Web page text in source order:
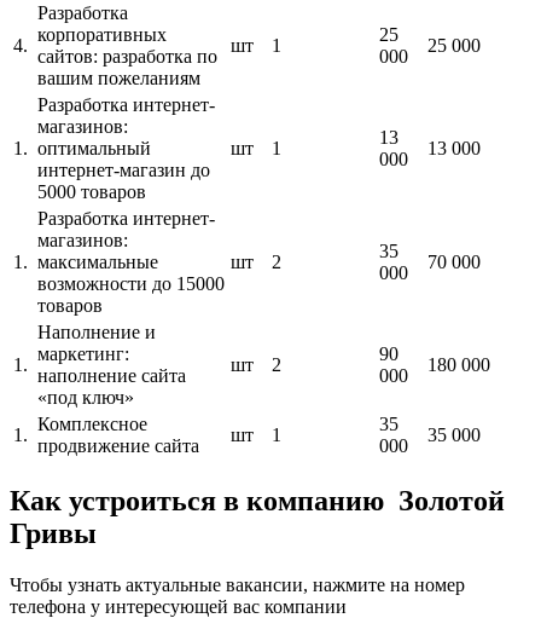
4.
Разработка
корпоративных
сайтов: разработка по
вашим пожеланиям
шт 1
25
000
25 000
1.
Разработка интернет-
магазинов:
оптимальный
интернет-магазин до
5000 товаров
шт 1
13
000
13 000
1.
Разработка интернет-
магазинов:
максимальные
возможности до 15000
товаров
шт 2
35
000
70 000
1.
Наполнение и
маркетинг:
наполнение сайта
«под ключ»
шт 2
90
000
180 000
1.
Комплексное
продвижение сайта
шт 1
35
000
35 000
Как устроиться в компанию Золотой
Гривы
Чтобы узнать актуальные вакансии, нажмите на номер
телефона у интересующей вас компании